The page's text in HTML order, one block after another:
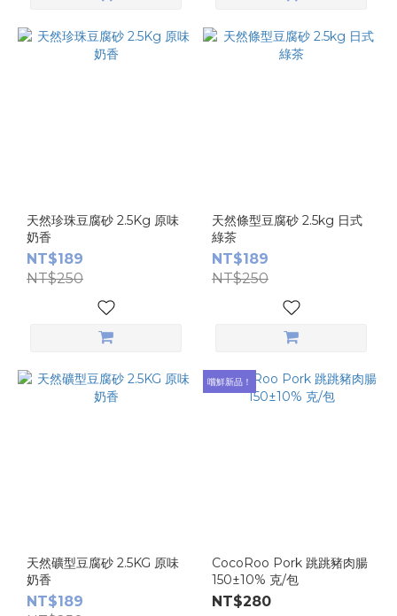
天然珍珠豆腐砂 2.5Kg 原味
奶香
NT$189
NT$250
天然條型豆腐砂 2.5kg 日式
綠茶
NT$189
NT$250
天然礦型豆腐砂 2.5KG 原味
奶香
NT$189
嚐鮮新品！
CocoRoo Pork 跳跳豬肉腸
150±10% 克/包
NT$280